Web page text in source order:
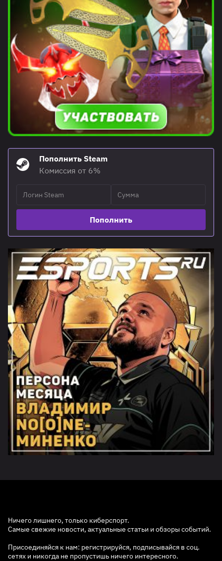
Пополнить Steam
Комиссия от 6%
Пополнить
Ничего лишнего, только киберспорт.
Самые свежие новости, актуальные статьи и обзоры событий.
Присоединяйся к нам: регистрируйся, подписывайся в соц.
сетях и никогда не пропустишь ничего интересного.